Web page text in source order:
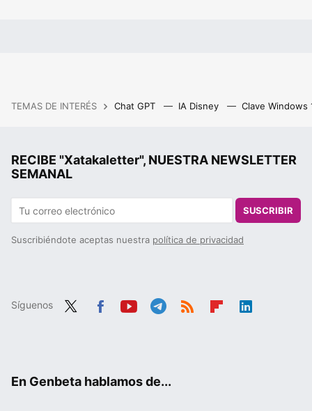
TEMAS DE INTERÉS Chat GPT IA Disney Clave Windows
RECIBE "Xatakaletter", NUESTRA NEWSLETTER
SEMANAL
SUSCRIBIR
Suscribiéndote aceptas nuestra política de privacidad
Síguenos
En Genbeta hablamos de...